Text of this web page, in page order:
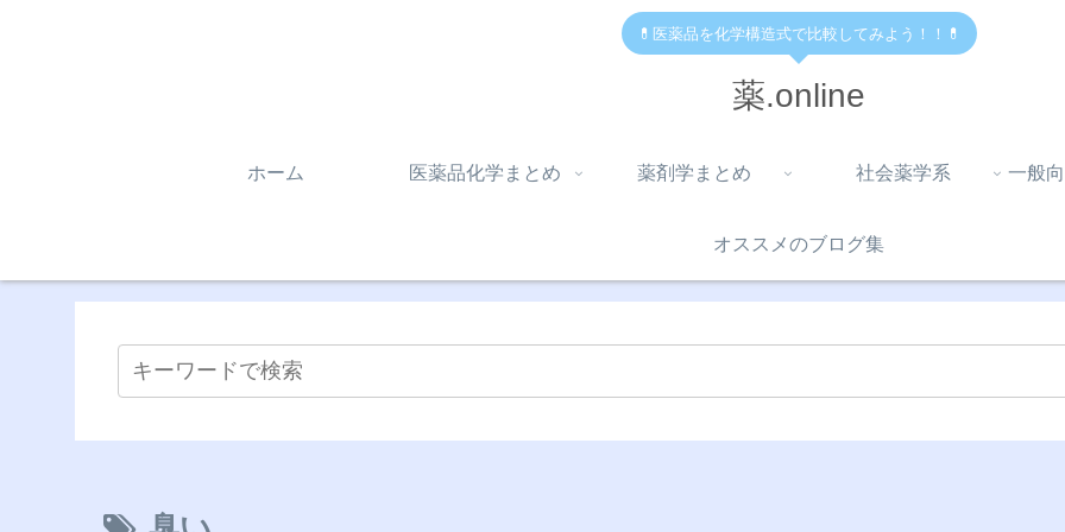
💊医薬品を化学構造式で比較してみよう！！💊
薬.online
ホーム 医薬品化学まとめ 薬剤学まとめ 社会薬学系 一般
オススメのブログ集